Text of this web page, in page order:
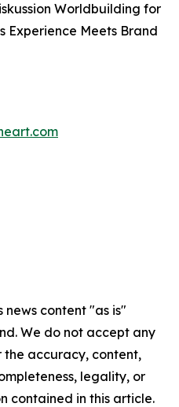
Worldbuilding for
Experience Meets Brand
news content "as is"
We do not accept any
the accuracy, content,
legality, or
contained in this article.